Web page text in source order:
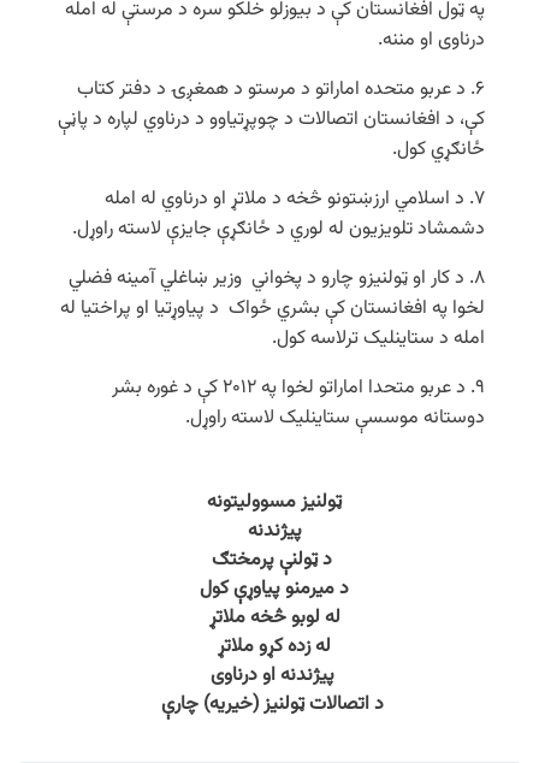
په ټول افغانستان کې د بیوزلو خلکو سره د مرستې له امله
درناوی او مننه.
۶. د عربو متحده اماراتو د مرستو د همغږۍ د دفتر کتاب
کې، د افغانستان اتصالات د چوپړتیاوو د درناوي لپاره د پاڼې
ځانګړي کول.
۷. د اسلامي ارزښتونو څخه د ملاتړ او درناوي له امله
دشمشاد تلویزیون له لوري د ځانګړې جایزې لاسته راوړل.
۸. د کار او ټولنیزو چارو د پخواني وزیر ښاغلي آمینه فضلي
لخوا په افغانستان کې بشري ځواک د پیاوړتیا او پراختیا له
امله د ستاینلیک ترلاسه کول.
۹. د عربو متحدا اماراتو لخوا په ۲۰۱۲ کې د غوره بشر
دوستانه موسسې ستاینلیک لاسته راوړل.
ټولنیز مسوولیتونه
پیژندنه
د ټولنې پرمختګ
د میرمنو پیاوړې کول
له لوبو څخه ملاتړ
له زده کړو ملاتړ
پیژندنه او درناوی
د اتصالات ټولنیز (خیریه) چارې